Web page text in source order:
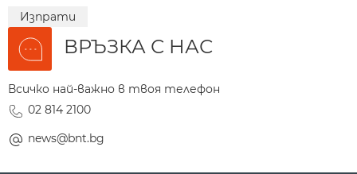
Изпрати
ВРЪЗКА С НАС
Всичко най-важно в твоя телефон
02 814 2100
news@bnt.bg